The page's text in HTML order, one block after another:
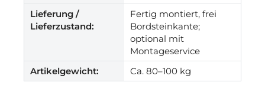
Lieferung /
Lieferzustand:
Fertig montiert, frei
Bordsteinkante;
optional mit
Montageservice
Artikelgewicht:
Ca. 80–100 kg